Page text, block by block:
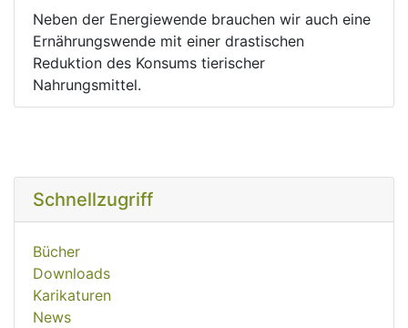
Neben der Energiewende brauchen wir auch eine
Ernährungswende mit einer drastischen
Reduktion des Konsums tierischer
Nahrungsmittel.
Schnellzugriff
Bücher
Downloads
Karikaturen
News